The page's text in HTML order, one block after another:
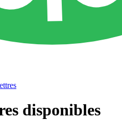
disponibles